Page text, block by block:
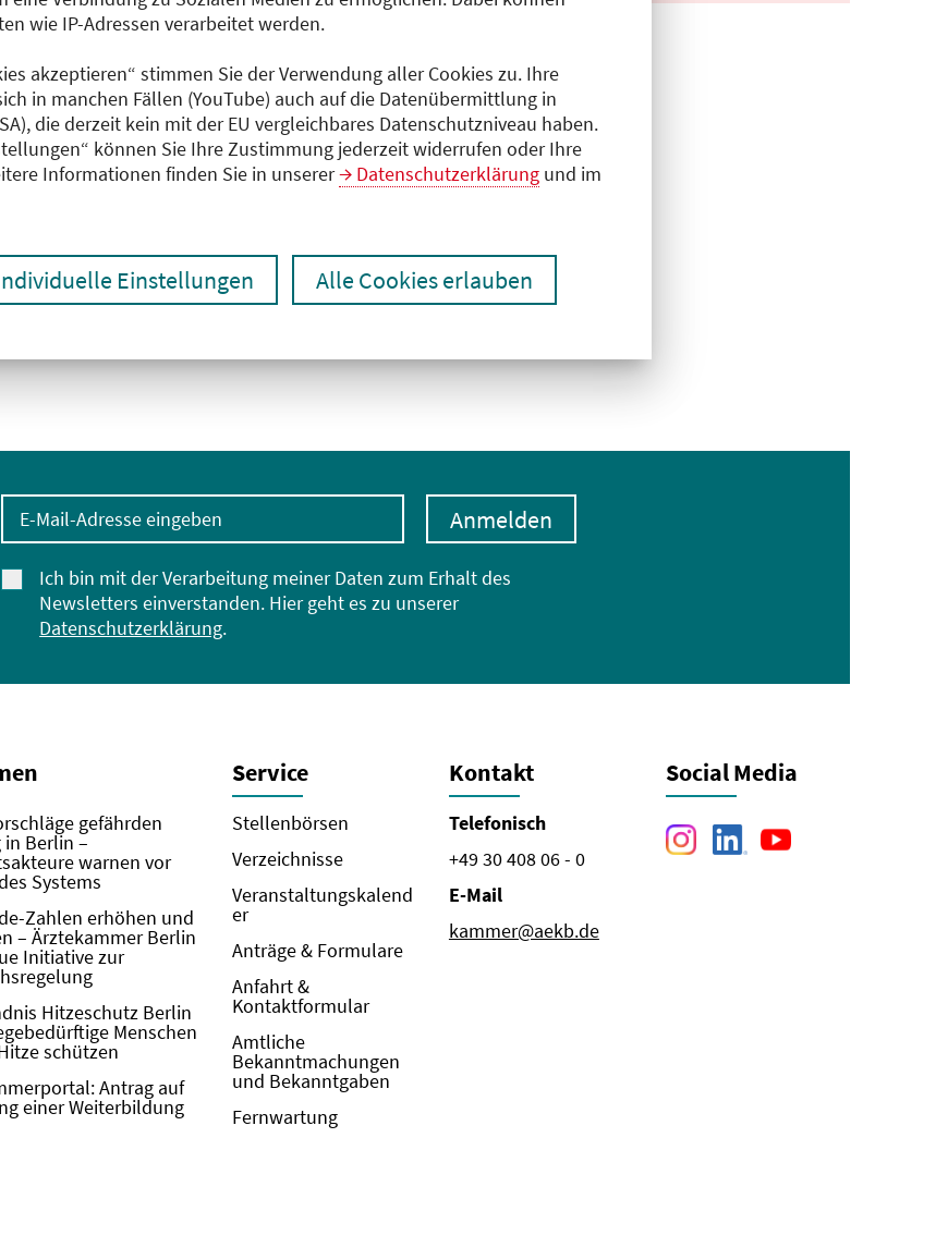
wie IP-Adressen verarbeitet werden.
akzeptieren“ stimmen Sie der Verwendung aller Cookies zu. Ihre
in manchen Fällen (YouTube) auch auf die Datenübermittlung in
die derzeit kein mit der EU vergleichbares Datenschutzniveau haben.
können Sie Ihre Zustimmung jederzeit widerrufen oder Ihre
Informationen finden Sie in unserer
Datenschutzerklärung und im
Einstellungen Alle Cookies erlauben
Programm (PDF)
E-Mail-Adresse eingeben
Ich bin mit der Verarbeitung meiner Daten zum Erhalt des
Newsletters einverstanden. Hier geht es zu unserer
Datenschutzerklärung.
Anmelden
gefährden
in Berlin –
warnen vor
Systems
Zahlen erhöhen und
– Ärztekammer Berlin
Initiative zur
Hitzeschutz Berlin
Menschen
schützen
Antrag auf
einer Weiterbildung
Service
Stellenbörsen
Verzeichnisse
Veranstaltungskalend
er
Anträge & Formulare
Anfahrt &
Kontaktformular
Amtliche
Bekanntmachungen
und Bekanntgaben
Fernwartung
Kontakt
Telefonisch
+49 30 408 06 - 0
E-Mail
kammer@aekb.de
Social Media